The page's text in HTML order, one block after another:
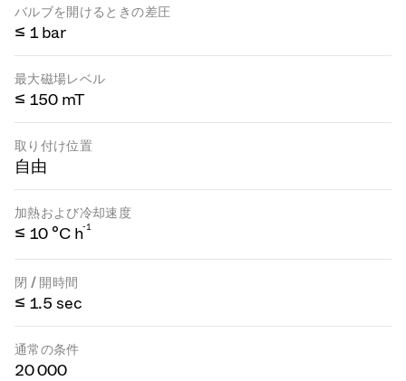
バルブを開けるときの差圧
≤ 1 bar
最大磁場レベル
≤ 150 mT
取り付け位置
自由
加熱および冷却速度
≤ 10 °C h-1
閉 / 開時間
≤ 1.5 sec
通常の条件
20 000